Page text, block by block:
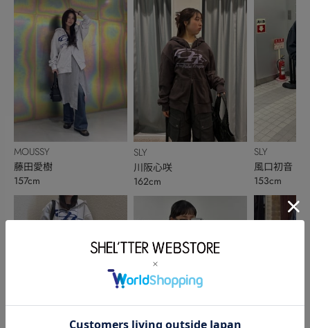
MOUSSY
藤田愛樹
157cm
SLY
川阪心咲
162cm
SLY
風口初音
153cm